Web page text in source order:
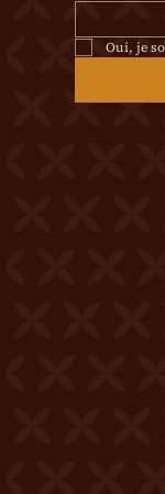
Oui, je